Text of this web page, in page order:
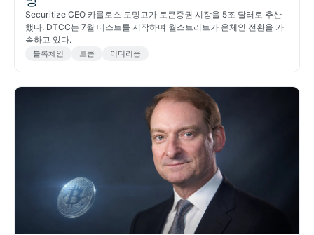
Securitize CEO 카를로스 도밍고가 토큰증권 시장을 5조 달러로 추산
했다. DTCC는 7월 테스트를 시작하며 월스트리트가 온체인 전환을 가
속하고 있다.
블록체인 토큰 이더리움